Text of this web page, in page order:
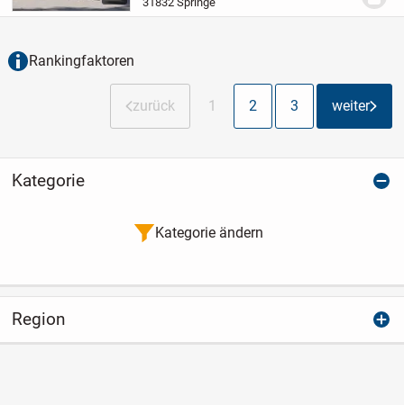
Wohnbebauung und ehemaligen
Rankingfaktoren
zurück 1 2 3 weiter
Kategorie
Kategorie ändern
Region